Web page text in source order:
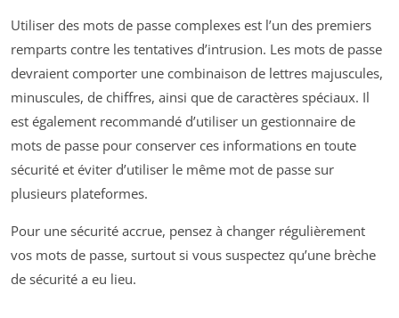
Utiliser des mots de passe complexes est l’un des premiers
remparts contre les tentatives d’intrusion. Les mots de passe
devraient comporter une combinaison de lettres majuscules,
minuscules, de chiffres, ainsi que de caractères spéciaux. Il
est également recommandé d’utiliser un gestionnaire de
mots de passe pour conserver ces informations en toute
sécurité et éviter d’utiliser le même mot de passe sur
plusieurs plateformes.
Pour une sécurité accrue, pensez à changer régulièrement
vos mots de passe, surtout si vous suspectez qu’une brèche
de sécurité a eu lieu.